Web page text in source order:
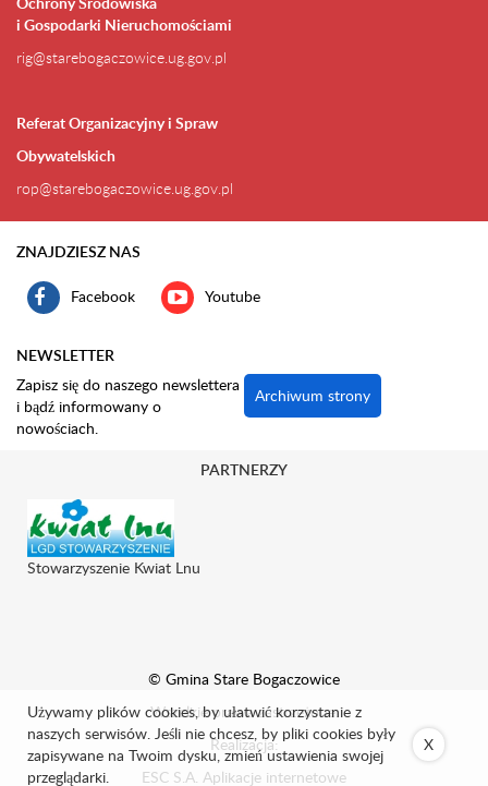
i Gospodarki Nieruchomościami
rig@starebogaczowice.ug.gov.pl
Referat Organizacyjny i Spraw
Obywatelskich
rop@starebogaczowice.ug.gov.pl
ZNAJDZIESZ NAS
Facebook Youtube
NEWSLETTER
Zapisz się do naszego newslettera
i bądź informowany o
nowościach.
Archiwum strony
© Gmina Stare Bogaczowice
Wszelkie prawa zastrzeżone.
Realizacja:
ESC S.A. Aplikacje internetowe
PARTNERZY
Stowarzyszenie Kwiat Lnu
Używamy plików cookies, by ułatwić korzystanie z
naszych serwisów. Jeśli nie chcesz, by pliki cookies były
zapisywane na Twoim dysku, zmień ustawienia swojej
przeglądarki.
X